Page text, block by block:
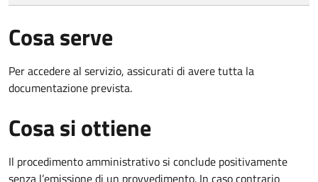
Cosa serve
Per accedere al servizio, assicurati di avere tutta la
documentazione prevista.
Cosa si ottiene
Il procedimento amministrativo si conclude positivamente
senza l’emissione di un provvedimento. In caso contrario